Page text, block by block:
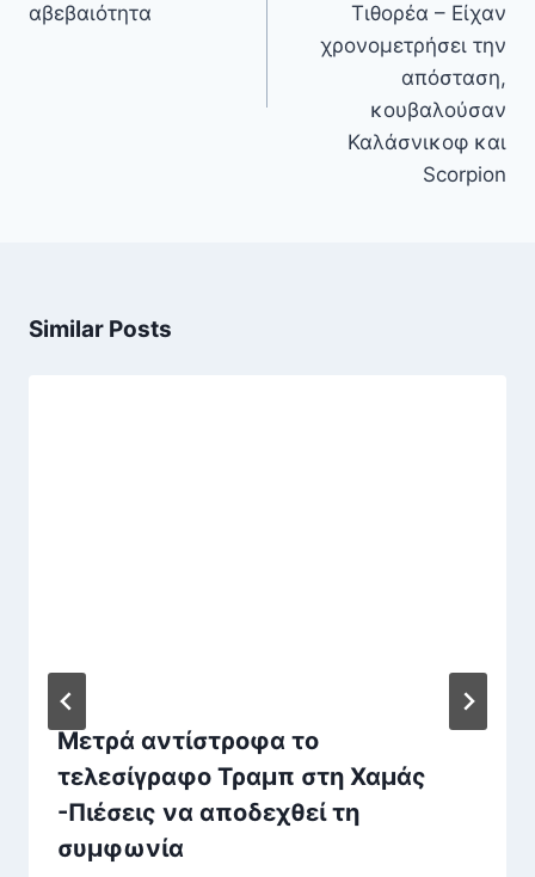
αβεβαιότητα
Τιθορέα – Είχαν
χρονομετρήσει την
απόσταση,
κουβαλούσαν
Καλάσνικοφ και
Scorpion
Similar Posts
Μετρά αντίστροφα το
τελεσίγραφο Τραμπ στη Χαμάς
-Πιέσεις να αποδεχθεί τη
συμφωνία